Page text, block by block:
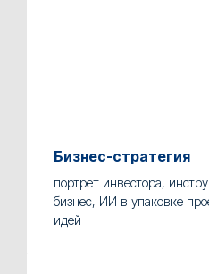
Бизнес-стратегия
портрет инвестора,
бизнес, ИИ в упаковке
идей